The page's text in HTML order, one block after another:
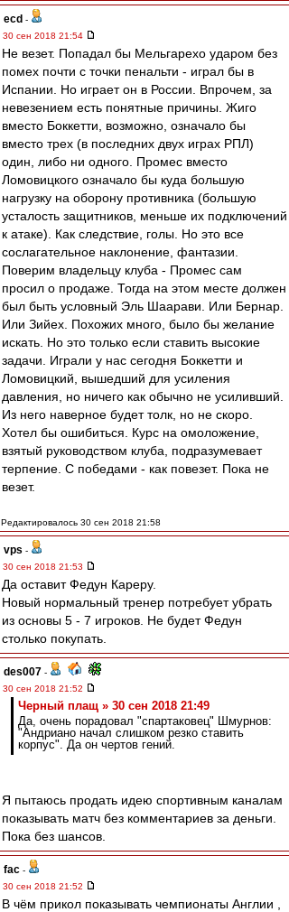
ecd -
30 сен 2018 21:54
Не везет. Попадал бы Мельгарехо ударом без
помех почти с точки пенальти - играл бы в
Испании. Но играет он в России. Впрочем, за
невезением есть понятные причины. Жиго
вместо Боккетти, возможно, означало бы
вместо трех (в последних двух играх РПЛ)
один, либо ни одного. Промес вместо
Ломовицкого означало бы куда большую
нагрузку на оборону противника (большую
усталость защитников, меньше их подключений
к атаке). Как следствие, голы. Но это все
сослагательное наклонение, фантазии.
Поверим владельцу клуба - Промес сам
просил о продаже. Тогда на этом месте должен
был быть условный Эль Шаарави. Или Бернар.
Или Зийех. Похожих много, было бы желание
искать. Но это только если ставить высокие
задачи. Играли у нас сегодня Боккетти и
Ломовицкий, вышедший для усиления
давления, но ничего как обычно не усиливший.
Из него наверное будет толк, но не скоро.
Хотел бы ошибиться. Курс на омоложение,
взятый руководством клуба, подразумевает
терпение. С победами - как повезет. Пока не
везет.
Редактировалось 30 сен 2018 21:58
vps -
30 сен 2018 21:53
Да оставит Федун Кареру.
Новый нормальный тренер потребует убрать
из основы 5 - 7 игроков. Не будет Федун
столько покупать.
des007 -
30 сен 2018 21:52
Черный плащ » 30 сен 2018 21:49
Да, очень порадовал "спартаковец" Шмурнов:
"Андриано начал слишком резко ставить
корпус". Да он чертов гений.
Я пытаюсь продать идею спортивным каналам
показывать матч без комментариев за деньги.
Пока без шансов.
fac -
30 сен 2018 21:52
В чём прикол показывать чемпионаты Англии ,